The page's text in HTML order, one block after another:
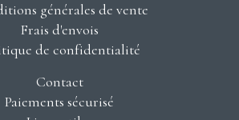
générales de vente
Frais d'envois
de confidentialité
Contact
Paiements sécurisé